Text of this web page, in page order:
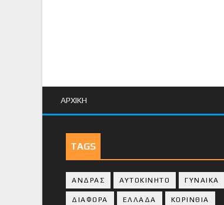
ΑΡΧΙΚΗ
TAGS
ΑΝΔΡΑΣ ΑΥΤΟΚΙΝΗΤΟ ΓΥΝΑΙΚΑ
ΔΙΑΦΟΡΑ ΕΛΛΑΔΑ ΚΟΡΙΝΘΙΑ